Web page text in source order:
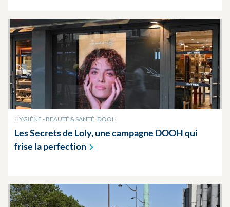
HYGIÈNE - BEAUTÉ & SANTÉ, DOOH
Les Secrets de Loly, une campagne DOOH qui
frise laperfection